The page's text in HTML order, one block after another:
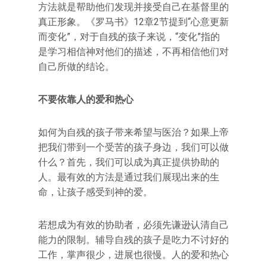
方法就是帮助他们发现并接受自己在基督里的
真正形象。《罗马书》12章2节提到“心意更新
而变化”，对于自残的孩子来说，“变化”指的
是学习相信神对他们的描述，不再相信他们对
自己所做的结论。
不要依靠人的爱和热心
如何为自残的孩子带来希望与医治？如果上帝
把我们带到一个受苦的孩子身边，我们可以做
什么？首先，我们可以成为真正提供协助的
人。最有效的方法是通过我们展现出来的生
命，让孩子感受到神的爱。
若想成为有效的协助者，必须先谦逊认清自己
能力的限制。辅导自残的孩子是吃力不讨好的
工作，掌声很少，进展也很慢。人的爱和热心